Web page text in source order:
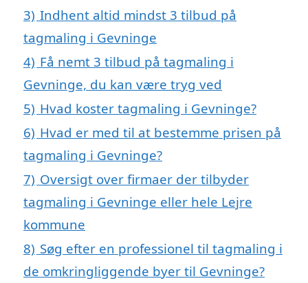
3) Indhent altid mindst 3 tilbud på
tagmaling i Gevninge
4) Få nemt 3 tilbud på tagmaling i
Gevninge, du kan være tryg ved
5) Hvad koster tagmaling i Gevninge?
6) Hvad er med til at bestemme prisen på
tagmaling i Gevninge?
7) Oversigt over firmaer der tilbyder
tagmaling i Gevninge eller hele Lejre
kommune
8) Søg efter en professionel til tagmaling i
de omkringliggende byer til Gevninge?